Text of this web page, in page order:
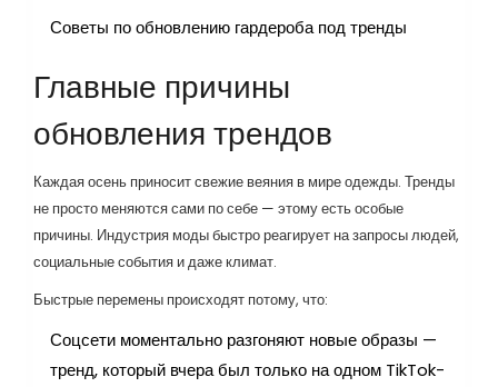
Советы по обновлению гардероба под тренды
Главные причины
обновления трендов
Каждая осень приносит свежие веяния в мире одежды. Тренды
не просто меняются сами по себе — этому есть особые
причины. Индустрия моды быстро реагирует на запросы людей,
социальные события и даже климат.
Быстрые перемены происходят потому, что:
Соцсети моментально разгоняют новые образы —
тренд, который вчера был только на одном TikTok-